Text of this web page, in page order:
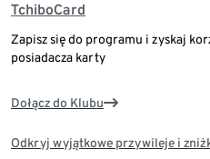
TchiboCard
Zapisz się do programu i zyskaj
posiadacza karty
Dołącz do Klubu
Odkryj wyjątkowe przywileje i